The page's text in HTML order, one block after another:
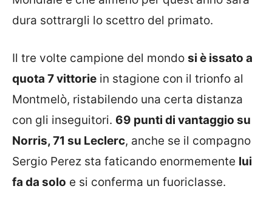
dura sottrargli lo scettro del primato.
Il tre volte campione del mondo si è issato a
quota 7 vittorie in stagione con il trionfo al
Montmelò, ristabilendo una certa distanza
con gli inseguitori. 69 punti di vantaggio su
Norris, 71 su Leclerc, anche se il compagno
Sergio Perez sta faticando enormemente lui
fa da solo e si conferma un fuoriclasse.